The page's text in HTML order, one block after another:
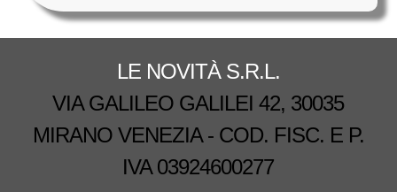
LE NOVITÀ S.R.L.
VIA GALILEO GALILEI 42, 30035
MIRANO VENEZIA - COD. FISC. E P.
IVA 03924600277